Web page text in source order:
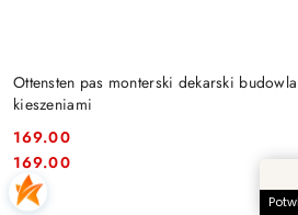
Ottensten pas monterski dekarski
kieszeniami
Cena:
169.00
Cena:
169.00